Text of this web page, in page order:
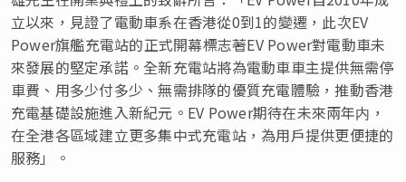
立以來，見證了電動車系在香港從0到1的變遷，此次EV
Power旗艦充電站的正式開幕標志著EV Power對電動車未
來發展的堅定承諾。全新充電站將為電動車車主提供無需停
車費、用多少付多少、無需排隊的優質充電體驗，推動香港
充電基礎設施進入新紀元。EV Power期待在未來兩年内，
在全港各區域建立更多集中式充電站，為用戶提供更便捷的
服務」。